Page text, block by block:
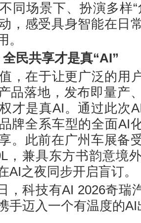
同场景下、扮演多样
，感受具身智能在日
。
民共享才是真“AI”
在于让更广泛的用
品落地，发布即量产
才是真AI。通过此次
牌全系车型的全面AI
。此前在广州车展备
，兼具东方书韵意境
AI之夜同步开启盲订。
科技有AI 2026奇瑞
手迈入一个有温度的